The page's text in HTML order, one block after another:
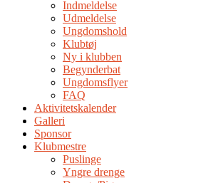
Indmeldelse
Udmeldelse
Ungdomshold
Klubtøj
Ny i klubben
Begynderbat
Ungdomsflyer
FAQ
Aktivitetskalender
Galleri
Sponsor
Klubmestre
Puslinge
Yngre drenge